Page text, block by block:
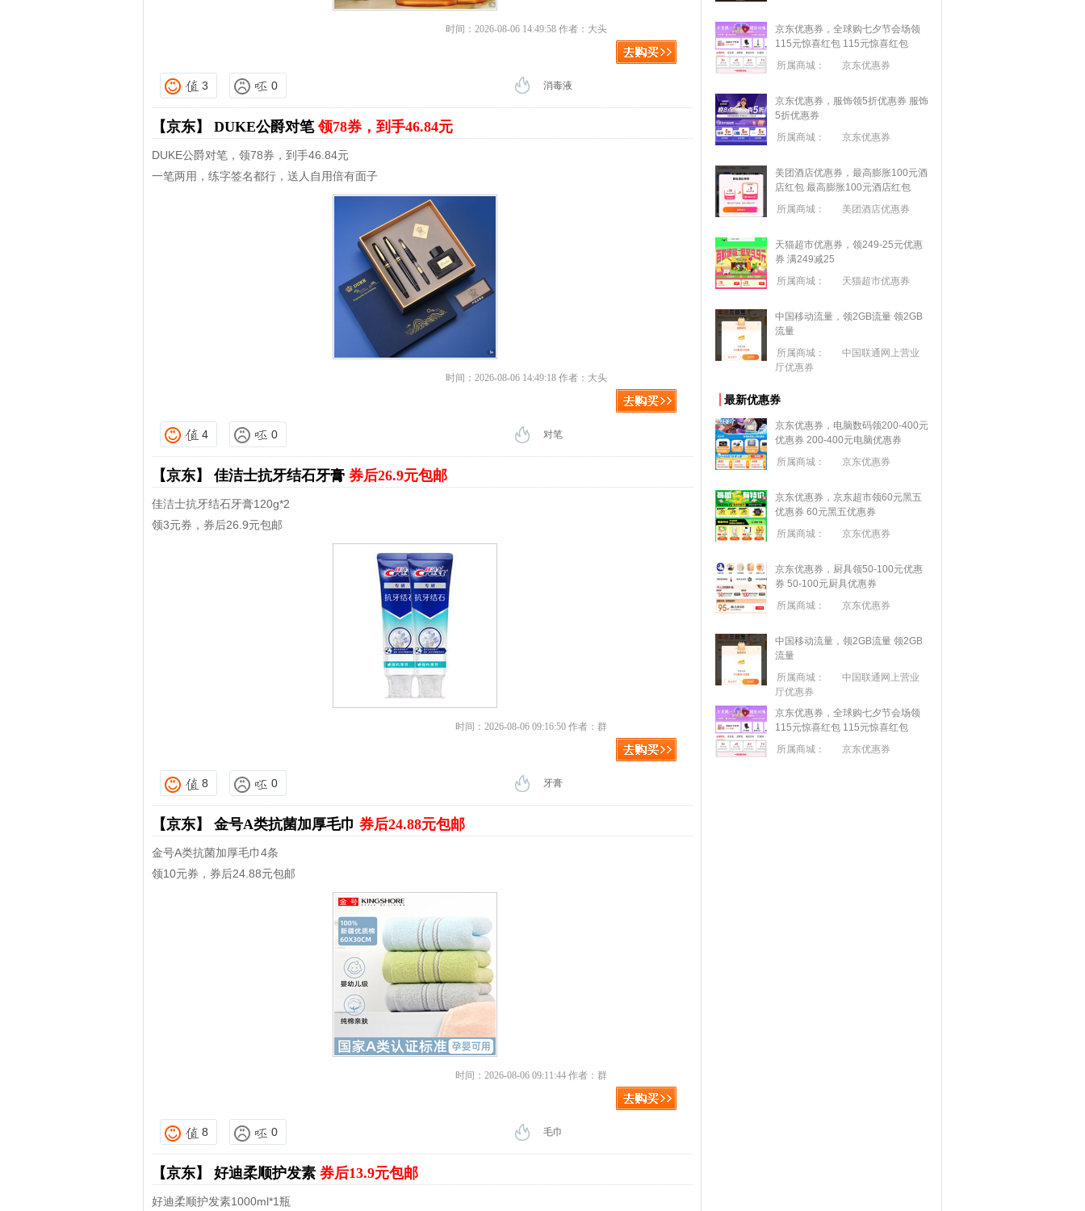
时间：2026-08-06 14:49:58 作者：大头
3 0 消毒液
【京东】 DUKE公爵对笔领78券，到手46.84元
DUKE公爵对笔，领78券，到手46.84元
一笔两用，练字签名都行，送人自用倍有面子
时间：2026-08-06 14:49:18 作者：大头
4 0 对笔
【京东】佳洁士抗牙结石牙膏 券后26.9元包邮
佳洁士抗牙结石牙膏120g*2
领3元券，券后26.9元包邮
时间：2026-08-06 09:16:50 作者：群
8 0 牙膏
【京东】 金号A类抗菌加厚毛巾 券后24.88元包邮
金号A类抗菌加厚毛巾4条
领10元券，券后24.88元包邮
时间：2026-08-06 09:11:44 作者：群
8 0 毛巾
【京东】 好迪柔顺护发素 券后13.9元包邮
好迪柔顺护发素1000ml*1瓶
京东优惠券，全球购七夕节会场领
115元惊喜红包 115元惊喜红包
所属商城：
京东优惠券
京东优惠券，服饰领5折优惠券 服饰
5折优惠券
所属商城：
京东优惠券
美团酒店优惠券，最高膨胀100元酒
店红包 最高膨胀100元酒店红包
所属商城：
美团酒店优惠券
天猫超市优惠券，领249-25元优惠
券 满249减25
所属商城：
天猫超市优惠券
中国移动流量，领2GB流量 领2GB
流量
所属商城：
中国联通网上营业
厅优惠券
最新优惠券
京东优惠券，电脑数码领200-400元
优惠券 200-400元电脑优惠券
所属商城：
京东优惠券
京东优惠券，京东超市领60元黑五
优惠券 60元黑五优惠券
所属商城：
京东优惠券
京东优惠券，厨具领50-100元优惠
券 50-100元厨具优惠券
所属商城：
京东优惠券
中国移动流量，领2GB流量 领2GB
流量
所属商城：
中国联通网上营业
厅优惠券
京东优惠券，全球购七夕节会场领
115元惊喜红包 115元惊喜红包
所属商城：
京东优惠券